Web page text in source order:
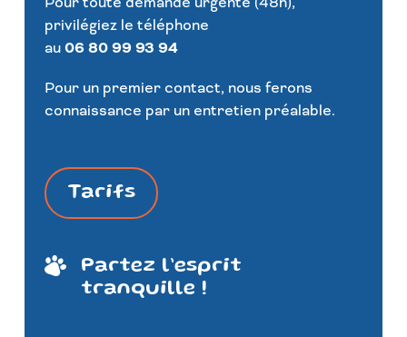
privilégiez le téléphone
au06 80 99 93 94
Pour un premier contact, nous ferons
connaissance par un entretien préalable.
Tarifs
Partez l’esprit
tranquille !